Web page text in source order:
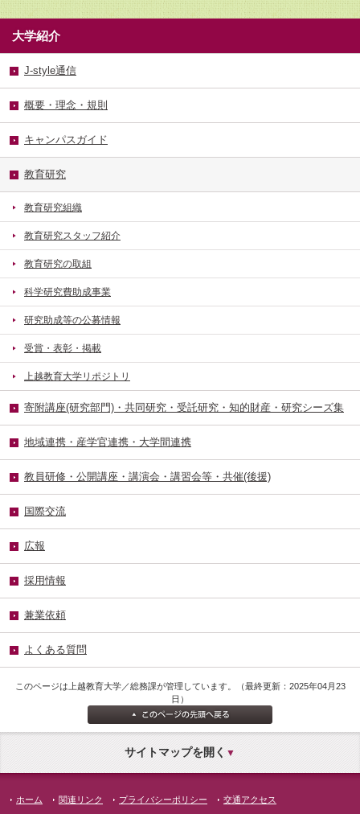
大学紹介
J-style通信
概要・理念・規則
キャンパスガイド
教育研究
教育研究組織
教育研究スタッフ紹介
教育研究の取組
科学研究費助成事業
研究助成等の公募情報
受賞・表彰・掲載
上越教育大学リポジトリ
寄附講座(研究部門)・共同研究・受託研究・知的財産・研究シーズ集
地域連携・産学官連携・大学間連携
教員研修・公開講座・講演会・講習会等・共催(後援)
国際交流
広報
採用情報
兼業依頼
よくある質問
このページは上越教育大学／総務課が管理しています。（最終更新：2025年04月23
日）
サイトマップを開く
ホーム 関連リンク プライバシーポリシー 交通アクセス